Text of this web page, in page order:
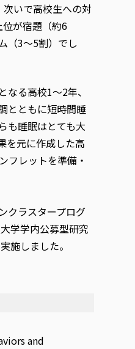
いで高校生への対
が宿題（約6
（3～5割）でし
る高校1～2年、
とともに短時間睡
も睡眠はとても大
を元に作成した高
フレットを準備・
クラスタープログ
学学内公募型研究
施しました。
and